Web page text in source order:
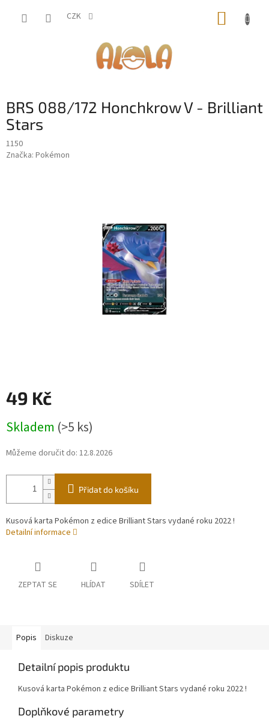
CZK
BRS 088/172 Honchkrow V - Brilliant
Stars
1150
Značka: Pokémon
49 Kč
cena:
Skladem (>5 ks)
Můžeme doručit do: 12.8.2026
Přidat do košíku
Kusová karta Pokémon z edice Brilliant Stars vydané roku 2022 !
Detailní informace
ZEPTAT SE HLÍDAT SDÍLET
Popis Diskuze
Detailní popis produktu
Kusová karta Pokémon z edice Brilliant Stars vydané roku 2022 !
Doplňkové parametry